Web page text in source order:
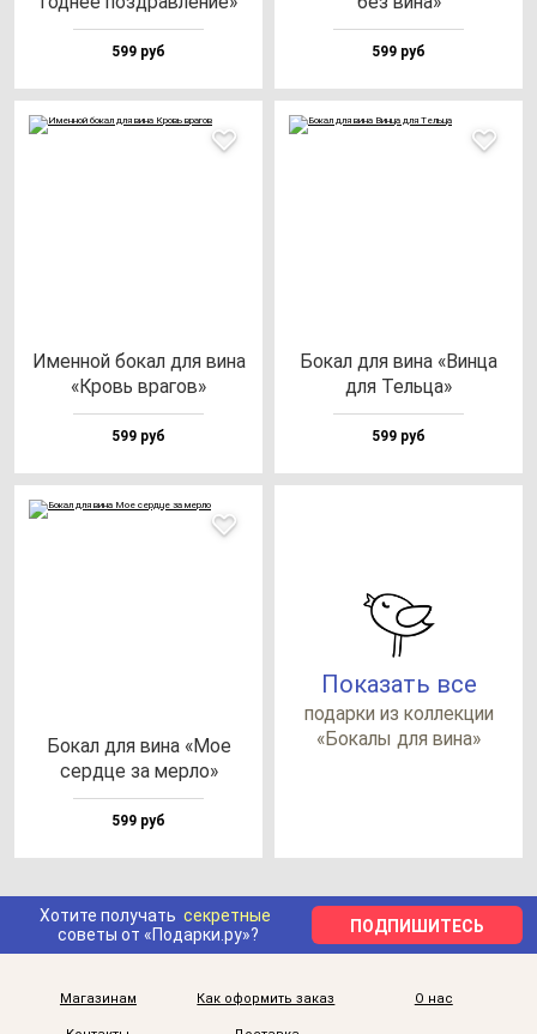
599 руб 599 руб
Имен­ной бо­кал для ви­на
«Кровь вра­гов»
599 руб
Бокал для ви­на «Вин­ца
для Тель­ца»
599 руб
Бокал для ви­на «Мое
сер­дце за мер­ло»
599 руб
Показать все
по­дар­ки из кол­лек­ции
«Бока­лы для ви­на»
Хотите получать секретные
советы от «Подарки.ру»?
ПОДПИШИТЕСЬ
Магазинам Как оформить заказ О нас